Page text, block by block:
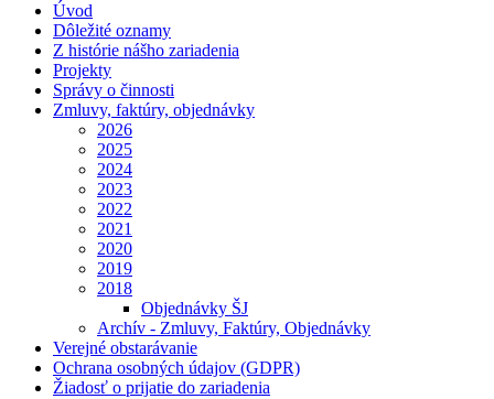
Úvod
Dôležité oznamy
Z histórie nášho zariadenia
Projekty
Správy o činnosti
Zmluvy, faktúry, objednávky
2026
2025
2024
2023
2022
2021
2020
2019
2018
Objednávky ŠJ
Archív - Zmluvy, Faktúry, Objednávky
Verejné obstarávanie
Ochrana osobných údajov (GDPR)
Žiadosť o prijatie do zariadenia